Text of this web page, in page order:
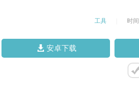
工具 时
安卓下载